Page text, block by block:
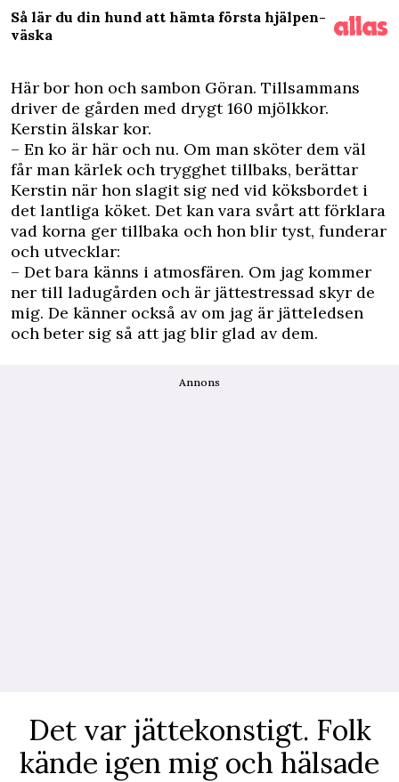
Så lär du din hund att hämta första hjälpen-
väska
Här bor hon och sambon Göran. Tillsammans
driver de gården med drygt 160 mjölkkor.
Kerstin älskar kor.
– En ko är här och nu. Om man sköter dem väl
får man kärlek och trygghet tillbaks, berättar
Kerstin när hon slagit sig ned vid köksbordet i
det lantliga köket. Det kan vara svårt att förklara
vad korna ger tillbaka och hon blir tyst, funderar
och utvecklar:
– Det bara känns i atmosfären. Om jag kommer
ner till ladugården och är jättestressad skyr de
mig. De känner också av om jag är jätteledsen
och beter sig så att jag blir glad av dem.
Annons
Det var jättekonstigt. Folk
kände igen mig och hälsade